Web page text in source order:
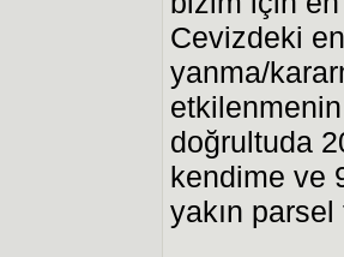
Cevizdeki
yanma/
doğrultuda
kendime ve
yakın